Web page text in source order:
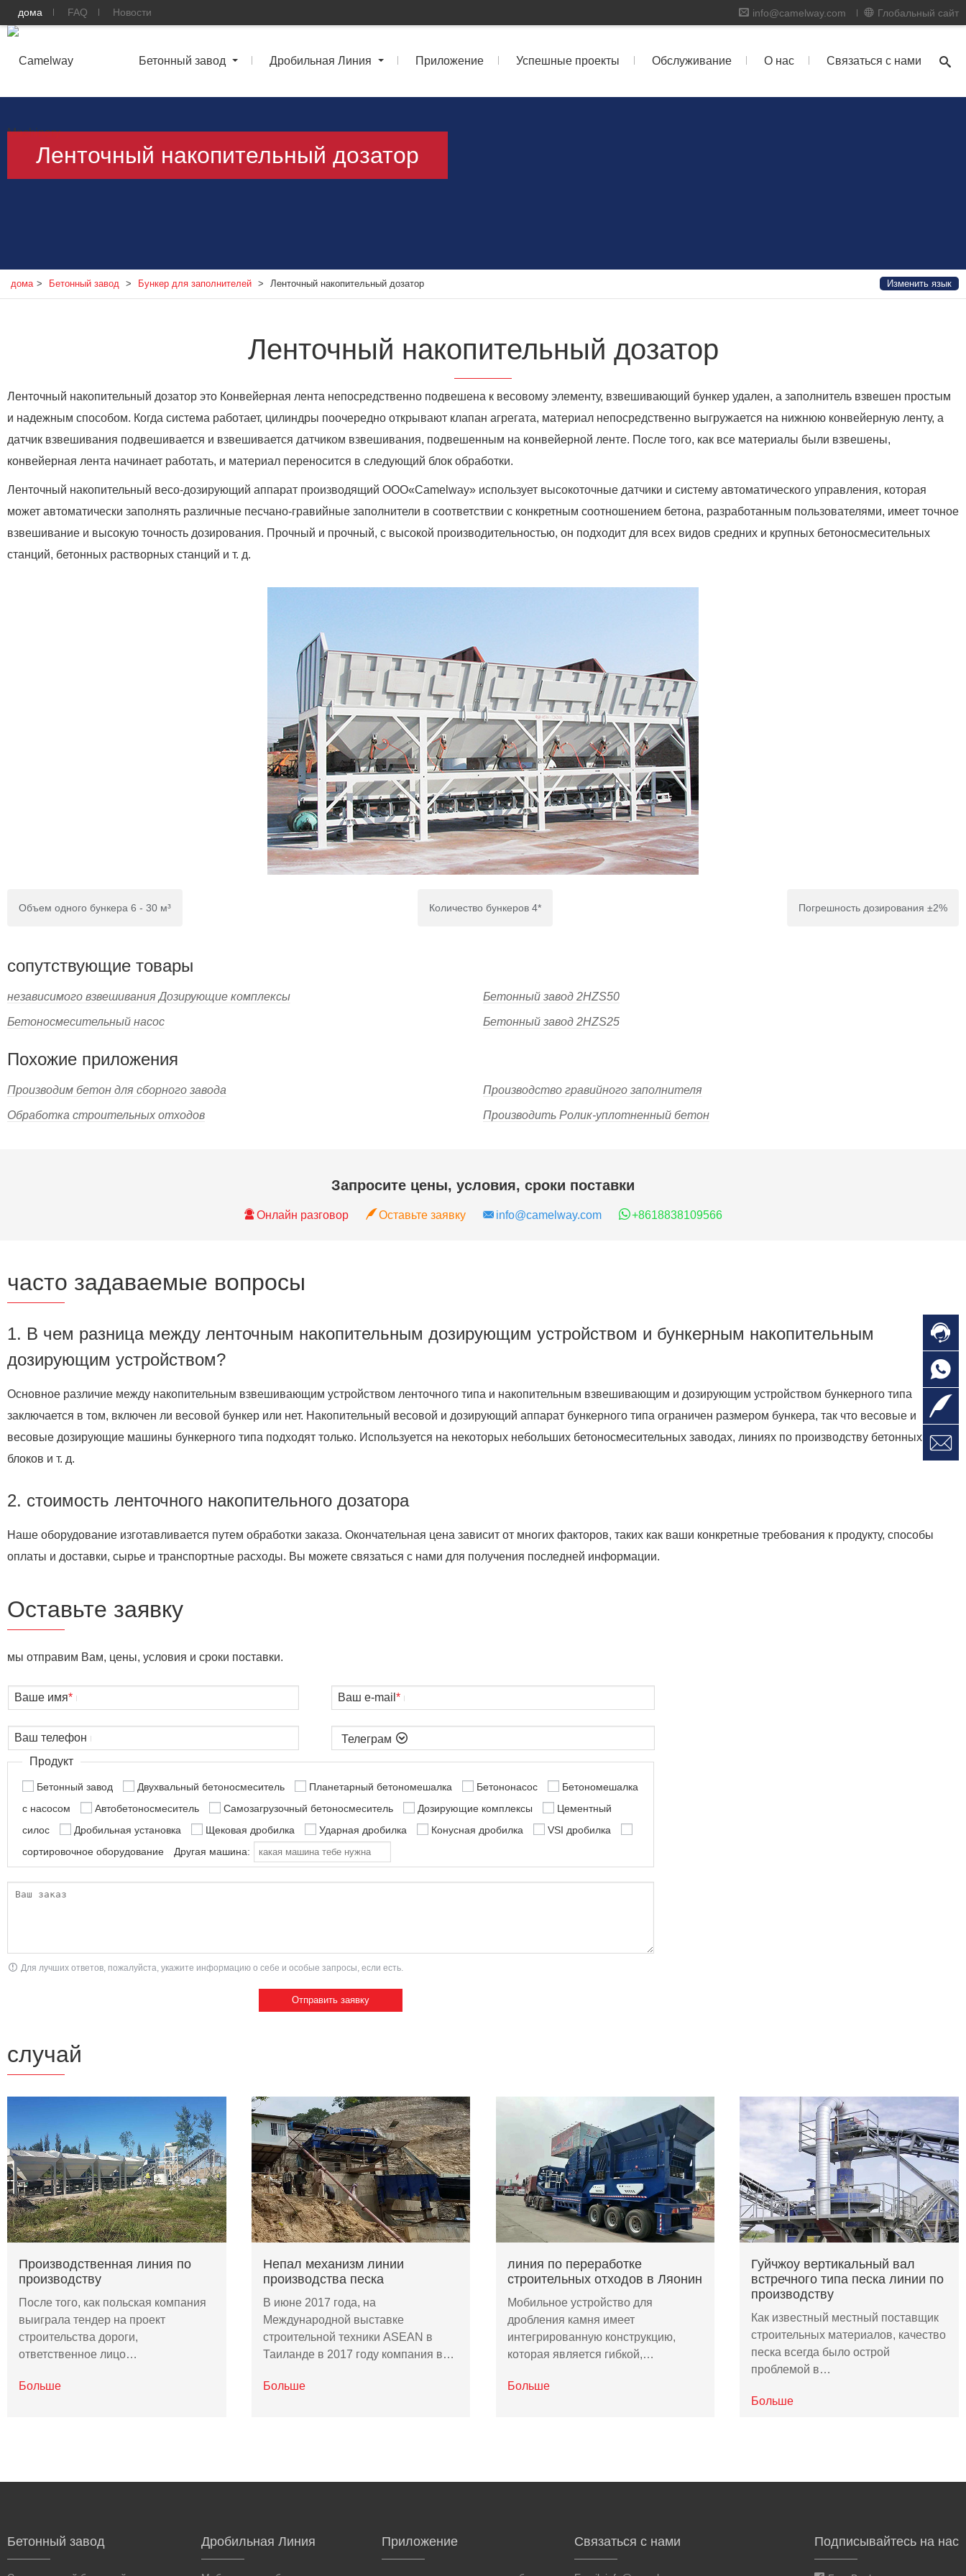
дома FAQ Новости info@camelway.com Глобальный сайт
Бетонный завод Дробильная Линия Приложение Успешные проекты Обслуживание О нас Связаться с нами
Ленточный накопительный дозатор
дома > Бетонный завод > Бункер для заполнителей > Ленточный накопительный дозатор Изменить язык
Ленточный накопительный дозатор
Ленточный накопительный дозатор это Конвейерная лента непосредственно подвешена к весовому элементу, взвешивающий бункер удален, а заполнитель взвешен простым
и надежным способом. Когда система работает, цилиндры поочередно открывают клапан агрегата, материал непосредственно выгружается на нижнюю конвейерную ленту, а
датчик взвешивания подвешивается и взвешивается датчиком взвешивания, подвешенным на конвейерной ленте. После того, как все материалы были взвешены,
конвейерная лента начинает работать, и материал переносится в следующий блок обработки.
Ленточный накопительный весо-дозирующий аппарат производящий ООО«Camelway» использует высокоточные датчики и систему автоматического управления, которая
может автоматически заполнять различные песчано-гравийные заполнители в соответствии с конкретным соотношением бетона, разработанным пользователями, имеет точное
взвешивание и высокую точность дозирования. Прочный и прочный, с высокой производительностью, он подходит для всех видов средних и крупных бетоносмесительных
станций, бетонных растворных станций и т. д.
Объем одного бункера 6 - 30 м³ Количество бункеров 4* Погрешность дозирования ±2%
сопутствующие товары
независимого взвешивания Дозирующие комплексы Бетонный завод 2HZS50
Бетоносмесительный насос Бетонный завод 2HZS25
Похожие приложения
Производим бетон для сборного завода Производство гравийного заполнителя
Обработка строительных отходов Производить Ролик-уплотненный бетон
Запросите цены, условия, сроки поставки
Онлайн разговор Оставьте заявку info@camelway.com +8618838109566
часто задаваемые вопросы
1. В чем разница между ленточным накопительным дозирующим устройством и бункерным накопительным
дозирующим устройством?
Основное различие между накопительным взвешивающим устройством ленточного типа и накопительным взвешивающим и дозирующим устройством бункерного типа
заключается в том, включен ли весовой бункер или нет. Накопительный весовой и дозирующий аппарат бункерного типа ограничен размером бункера, так что весовые и
весовые дозирующие машины бункерного типа подходят только. Используется на некоторых небольших бетоносмесительных заводах, линиях по производству бетонных
блоков и т. д.
2. стоимость ленточного накопительного дозатора
Наше оборудование изготавливается путем обработки заказа. Окончательная цена зависит от многих факторов, таких как ваши конкретные требования к продукту, способы
оплаты и доставки, сырье и транспортные расходы. Вы можете связаться с нами для получения последней информации.
Оставьте заявку
мы отправим Вам, цены, условия и сроки поставки.
Ваше имя* Ваш e-mail*
Ваш телефон 
Продукт
Бетонный завод Двухвальный бетоносмеситель Планетарный бетономешалка Бетононасос
Бетономешалка
с насосом
Автобетоносмеситель Самозагрузочный бетоносмеситель Дозирующие комплексы
Цементный
силос
Дробильная установка Щековая дробилка Ударная дробилка Конусная дробилка
VSI дробилка
сортировочное оборудование
Другая машина:
Для лучших ответов, пожалуйста, укажите информацию о себе и особые запросы, если есть.
случай
Производственная линия по
производству
После того, как польская компания
выиграла тендер на проект
строительства дороги,
ответственное лицо…
Больше
Непал механизм линии
производства песка
В июне 2017 года, на
Международной выставке
строительной техники ASEAN в
Таиланде в 2017 году компания в…
Больше
линия по переработке
строительных отходов в Ляонин
Мобильное устройство для
дробления камня имеет
интегрированную конструкцию,
которая является гибкой,…
Больше
Гуйчжоу вертикальный вал
встречного типа песка линии по
производству
Как известный местный поставщик
строительных материалов, качество
песка всегда было острой
проблемой в…
Больше
Бетонный завод Дробильная Линия Приложение Связаться с нами Подписывайтесь на нас